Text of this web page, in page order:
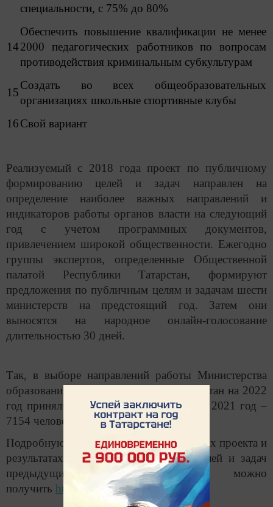
специальности, с 75% до 80%
14
Обеспечить повышение квалификации не менее
2000 педагогических работников по вопросам
противодействия криминальным субкультурам
15
Создать во всех общеобразовательных
организациях школьные спортивные клубы
16Свой вариант
Реализуемый с 2018 года проект по публичному
формированию целей и задач направлен на
определение наиболее важных направлений и
индикаторов работы органов власти на следующий
год с учетом программных документов,
привлечением широкой общественности. Ежегодно
группы экспертов, определенные Общественной
палатой Республики Татарстан, формируют
предложения по публичным целям и задачам шести
министерств на предстоящий год. Затем они
выносятся на народное онлайн-голосование
длительностью 30 дней.
Так, в выборе направлений работы Министерства
образования и науки Республики Татарстан на 2022
год приняли участие 10886 человек, на 2021 год –
7154 человека.
Подробную информацию обо всех этапах проекта и
результатах исполнения публичных целей и задач
предыдущих лет можно
получить https://publictasks.tatarstan.ru.